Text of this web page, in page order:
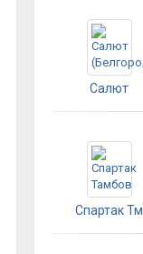
Салют
Спартак Тм